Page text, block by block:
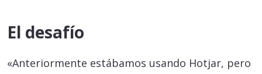
El desafío
«Anteriormente estábamos usando Hotjar, pero